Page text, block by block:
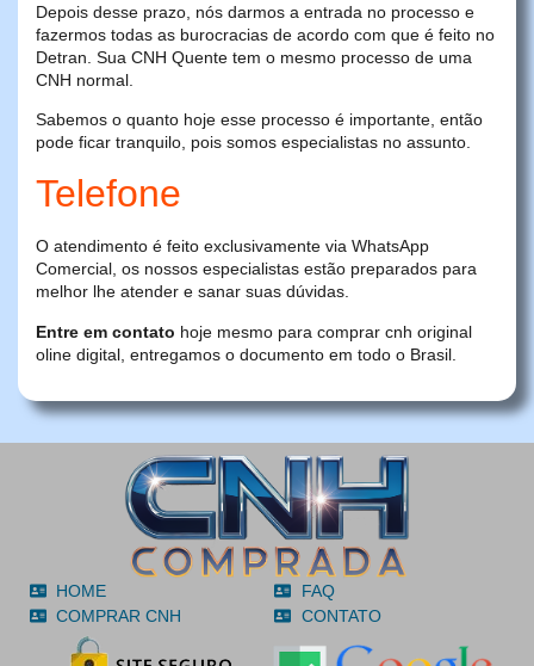
Depois desse prazo, nós darmos a entrada no processo e
fazermos todas as burocracias de acordo com que é feito no
Detran. Sua CNH Quente tem o mesmo processo de uma
CNH normal.
Sabemos o quanto hoje esse processo é importante, então
pode ficar tranquilo, pois somos especialistas no assunto.
Telefone
O atendimento é feito exclusivamente via WhatsApp
Comercial, os nossos especialistas estão preparados para
melhor lhe atender e sanar suas dúvidas.
Entre em contato hoje mesmo para comprar cnh original
oline digital, entregamos o documento em todo o Brasil.
HOME
COMPRAR CNH
FAQ
CONTATO